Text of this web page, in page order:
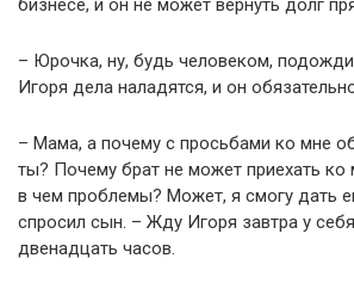
бизнесе, и он не может вернуть долг
– Юрочка, ну, будь человеком,
Игоря дела наладятся, и он
– Мама, а почему с просьбами ко мне
ты? Почему брат не может приехать ко
в чем проблемы? Может, я смогу дать
спросил сын. – Жду Игоря завтра у
двенадцать часов.